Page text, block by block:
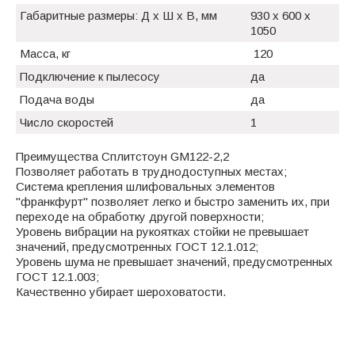
Габаритные размеры: Д x Ш x В, мм
930 x 600 x
1050
Масса, кг
120
Подключение к пылесосу
да
Подача воды
да
Число скоростей
1
Преимущества Сплитстоун GM122-2,2
Позволяет работать в труднодоступных местах;
Система крепления шлифовальных элементов
"франкфурт" позволяет легко и быстро заменить их, при
переходе на обработку другой поверхности;
Уровень вибрации на рукоятках стойки не превышает
значений, предусмотренных ГОСТ 12.1.012;
Уровень шума не превышает значений, предусмотренных
ГОСТ 12.1.003;
Качественно убирает шероховатости.